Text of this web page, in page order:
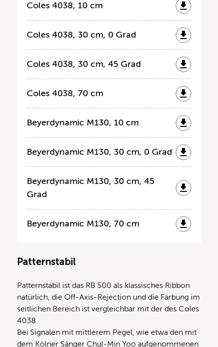
Coles 4038, 10 cm
Coles 4038, 30 cm, 0 Grad
Coles 4038, 30 cm, 45 Grad
Coles 4038, 70 cm
Beyerdynamic M130, 10 cm
Beyerdynamic M130, 30 cm, 0 Grad
Beyerdynamic M130, 30 cm, 45
Grad
Beyerdynamic M130, 70 cm
Patternstabil
Patternstabil ist das RB 500 als klassisches Ribbon
natürlich, die Off-Axis-Rejection und die Färbung im
seitlichen Bereich ist vergleichbar mit der des Coles
4038.
Bei Signalen mit mittlerem Pegel, wie etwa den mit
dem Kölner Sänger Chul-Min Yoo aufgenommenen